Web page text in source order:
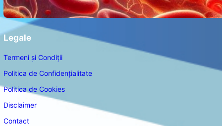
Legale
Termeni și Condiții
Politica de Confidențialitate
Politica de Cookies
Disclaimer
Contact